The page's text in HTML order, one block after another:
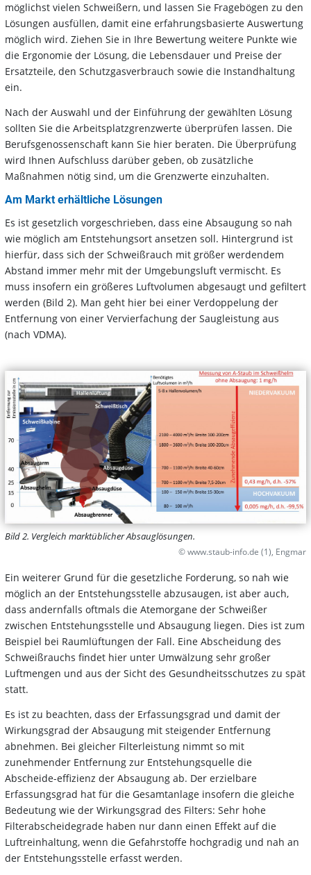
möglichst vielen Schweißern, und lassen Sie Fragebögen zu den
Lösungen ausfüllen, damit eine erfahrungsbasierte Auswertung
möglich wird. Ziehen Sie in Ihre Bewertung weitere Punkte wie
die Ergonomie der Lösung, die Lebensdauer und Preise der
Ersatzteile, den Schutzgasverbrauch sowie die Instandhaltung
ein.
Nach der Auswahl und der Einführung der gewählten Lösung
sollten Sie die Arbeitsplatzgrenzwerte überprüfen lassen. Die
Berufsgenossenschaft kann Sie hier beraten. Die Überprüfung
wird Ihnen Aufschluss darüber geben, ob zusätzliche
Maßnahmen nötig sind, um die Grenzwerte einzuhalten.
Am Markt erhältliche Lösungen
Es ist gesetzlich vorgeschrieben, dass eine Absaugung so nah
wie möglich am Entstehungsort ansetzen soll. Hintergrund ist
hierfür, dass sich der Schweißrauch mit größer werdendem
Abstand immer mehr mit der Umgebungsluft vermischt. Es
muss insofern ein größeres Luftvolumen abgesaugt und gefiltert
werden (Bild 2). Man geht hier bei einer Verdoppelung der
Entfernung von einer Vervierfachung der Saugleistung aus
(nach VDMA).
Bild 2. Vergleich marktüblicher Absauglösungen.
© www.staub-info.de (1), Engmar
Ein weiterer Grund für die gesetzliche Forderung, so nah wie
möglich an der Entstehungsstelle abzusaugen, ist aber auch,
dass andernfalls oftmals die Atemorgane der Schweißer
zwischen Entstehungsstelle und Absaugung liegen. Dies ist zum
Beispiel bei Raumlüftungen der Fall. Eine Abscheidung des
Schweißrauchs findet hier unter Umwälzung sehr großer
Luftmengen und aus der Sicht des Gesundheitsschutzes zu spät
statt.
Es ist zu beachten, dass der Erfassungsgrad und damit der
Wirkungsgrad der Absaugung mit steigender Entfernung
abnehmen. Bei gleicher Filterleistung nimmt so mit
zunehmender Entfernung zur Entstehungsquelle die
Abscheide-effizienz der Absaugung ab. Der erzielbare
Erfassungsgrad hat für die Gesamtanlage insofern die gleiche
Bedeutung wie der Wirkungsgrad des Filters: Sehr hohe
Filterabscheidegrade haben nur dann einen Effekt auf die
Luftreinhaltung, wenn die Gefahrstoffe hochgradig und nah an
der Entstehungsstelle erfasst werden.